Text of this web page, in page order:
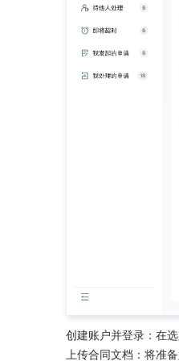
创建账户并登录：在
上传合同文档：将准